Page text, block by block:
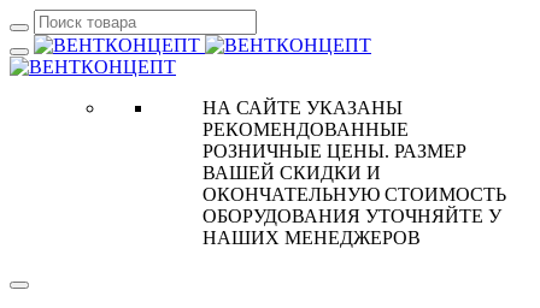
НА САЙТЕ УКАЗАНЫ
РЕКОМЕНДОВАННЫЕ
РОЗНИЧНЫЕ ЦЕНЫ. РАЗМЕР
ВАШЕЙ СКИДКИ И
ОКОНЧАТЕЛЬНУЮ СТОИМОСТЬ
ОБОРУДОВАНИЯ УТОЧНЯЙТЕ У
НАШИХ МЕНЕДЖЕРОВ